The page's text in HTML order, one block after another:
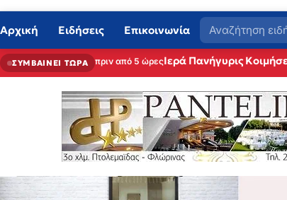
Αρχική Ειδήσεις Επικοινωνία Αναζήτηση
ΣΥΜΒΑΙΝΕΙ ΤΩΡΑ πριν από 5 ώρεςΙερά Πανήγυρις